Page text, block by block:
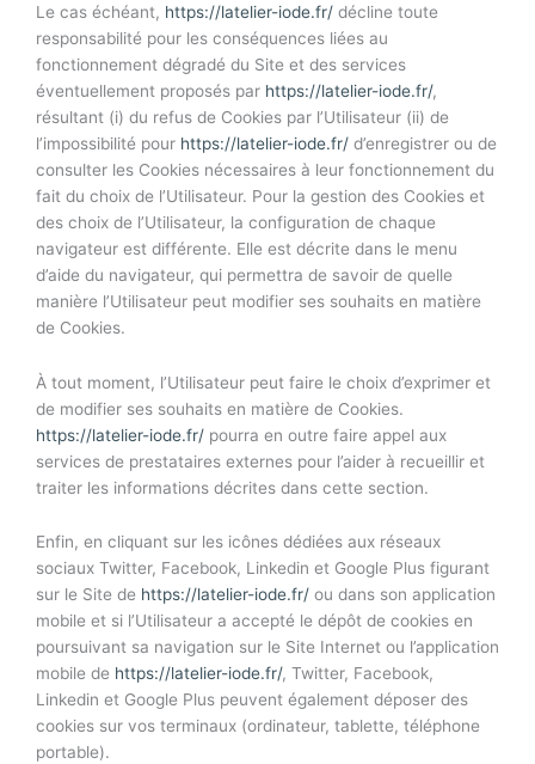
Le cas échéant, https://latelier-iode.fr/ décline toute
responsabilité pour les conséquences liées au
fonctionnement dégradé du Site et des services
éventuellement proposés par https://latelier-iode.fr/,
résultant (i) du refus de Cookies par l’Utilisateur (ii) de
l’impossibilité pour https://latelier-iode.fr/ d’enregistrer ou de
consulter les Cookies nécessaires à leur fonctionnement du
fait du choix de l’Utilisateur. Pour la gestion des Cookies et
des choix de l’Utilisateur, la configuration de chaque
navigateur est différente. Elle est décrite dans le menu
d’aide du navigateur, qui permettra de savoir de quelle
manière l’Utilisateur peut modifier ses souhaits en matière
de Cookies.
À tout moment, l’Utilisateur peut faire le choix d’exprimer et
de modifier ses souhaits en matière de Cookies.
https://latelier-iode.fr/ pourra en outre faire appel aux
services de prestataires externes pour l’aider à recueillir et
traiter les informations décrites dans cette section.
Enfin, en cliquant sur les icônes dédiées aux réseaux
sociaux Twitter, Facebook, Linkedin et Google Plus figurant
sur le Site de https://latelier-iode.fr/ ou dans son application
mobile et si l’Utilisateur a accepté le dépôt de cookies en
poursuivant sa navigation sur le Site Internet ou l’application
mobile de https://latelier-iode.fr/, Twitter, Facebook,
Linkedin et Google Plus peuvent également déposer des
cookies sur vos terminaux (ordinateur, tablette, téléphone
portable).